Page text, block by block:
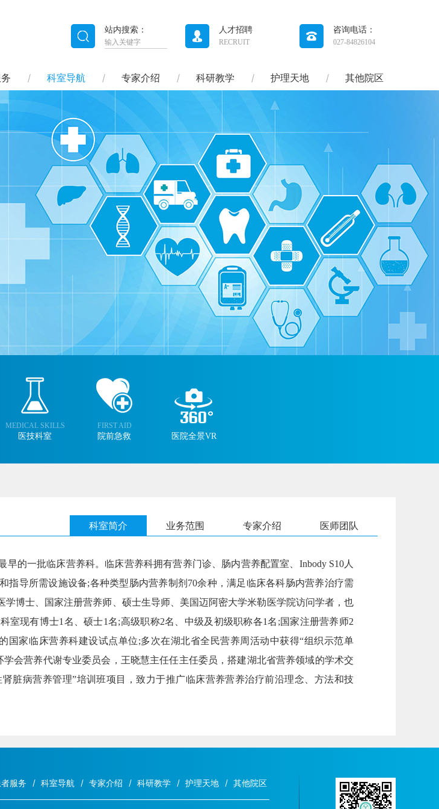
科室导航 专家介绍 科研教学 护理天地 其他院区
站内搜索： 人才招聘
RECRUIT
咨询电话：
027-84826104
MEDICAL SKILLS
医技科室
FIRST AID
院前急救 医院全景VR
科室简介 业务范围 专家介绍 医师团队
的一批临床营养科。临床营养科拥有营养门诊、肠内营养配置室、Inbody S10人
指导所需设施设备;各种类型肠内营养制剂70余种，满足临床各科肠内营养治疗需
博士、国家注册营养师、硕士生导师、美国迈阿密大学米勒医学院访问学者，也
室现有博士1名、硕士1名;高级职称2名、中级及初级职称各1名;国家注册营养师2
国家临床营养科建设试点单位;多次在湖北省全民营养周活动中获得“组织示范单
会营养代谢专业委员会，王晓慧主任任主任委员，搭建湖北省营养领域的学术交
脏病营养管理”培训班项目，致力于推广临床营养营养治疗前沿理念、方法和技
服务 科室导航 专家介绍 科研教学 护理天地 其他院区